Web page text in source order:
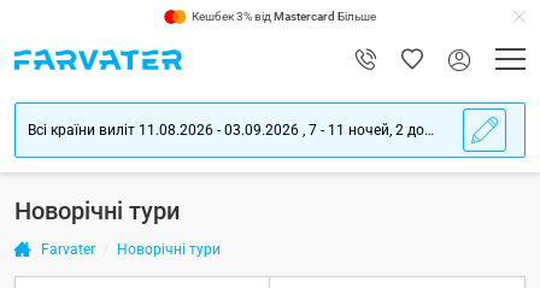
Кешбек 3% від Mastercard Більше
Всі країни виліт 11.08.2026 - 03.09.2026 , 7 - 11 ночей, 2 дорослих
Новорічні тури
Farvater Новорічні тури